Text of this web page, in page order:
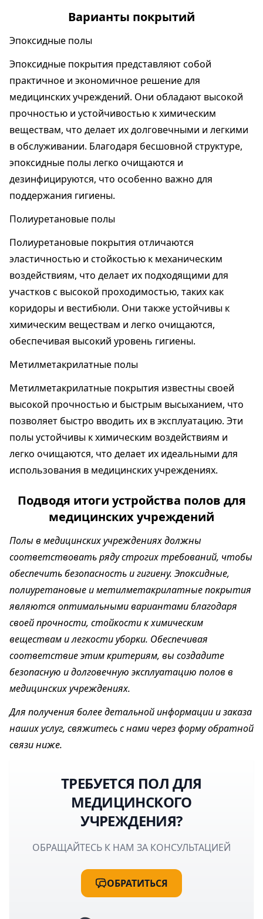
Варианты покрытий
Эпоксидные полы
Эпоксидные покрытия представляют собой
практичное и экономичное решение для
медицинских учреждений. Они обладают высокой
прочностью и устойчивостью к химическим
веществам, что делает их долговечными и легкими
в обслуживании. Благодаря бесшовной структуре,
эпоксидные полы легко очищаются и
дезинфицируются, что особенно важно для
поддержания гигиены.
Полиуретановые полы
Полиуретановые покрытия отличаются
эластичностью и стойкостью к механическим
воздействиям, что делает их подходящими для
участков с высокой проходимостью, таких как
коридоры и вестибюли. Они также устойчивы к
химическим веществам и легко очищаются,
обеспечивая высокий уровень гигиены.
Метилметакрилатные полы
Метилметакрилатные покрытия известны своей
высокой прочностью и быстрым высыханием, что
позволяет быстро вводить их в эксплуатацию. Эти
полы устойчивы к химическим воздействиям и
легко очищаются, что делает их идеальными для
использования в медицинских учреждениях.
Подводя итоги устройства полов для
медицинских учреждений
Полы в медицинских учреждениях должны
соответствовать ряду строгих требований, чтобы
обеспечить безопасность и гигиену. Эпоксидные,
полиуретановые и метилметакрилатные покрытия
являются оптимальными вариантами благодаря
своей прочности, стойкости к химическим
веществам и легкости уборки. Обеспечивая
соответствие этим критериям, вы создадите
безопасную и долговечную эксплуатацию полов в
медицинских учреждениях.
Для получения более детальной информации и заказа
наших услуг, свяжитесь с нами через форму обратной
связи ниже.
ТРЕБУЕТСЯ ПОЛ ДЛЯ
МЕДИЦИНСКОГО
УЧРЕЖДЕНИЯ?
ОБРАЩАЙТЕСЬ К НАМ ЗА КОНСУЛЬТАЦИЕЙ
ОБРАТИТЬСЯ